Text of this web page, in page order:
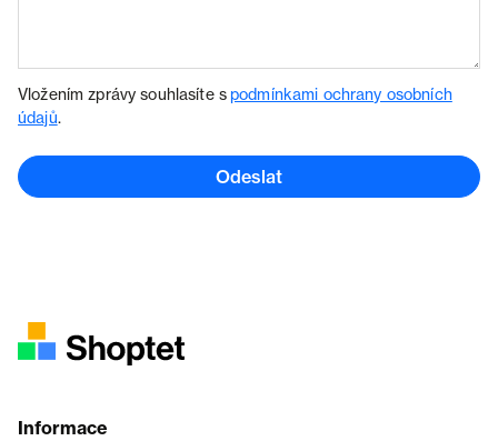
Vložením zprávy souhlasíte spodmínkami ochrany osobních
údajů.
Odeslat
Informace